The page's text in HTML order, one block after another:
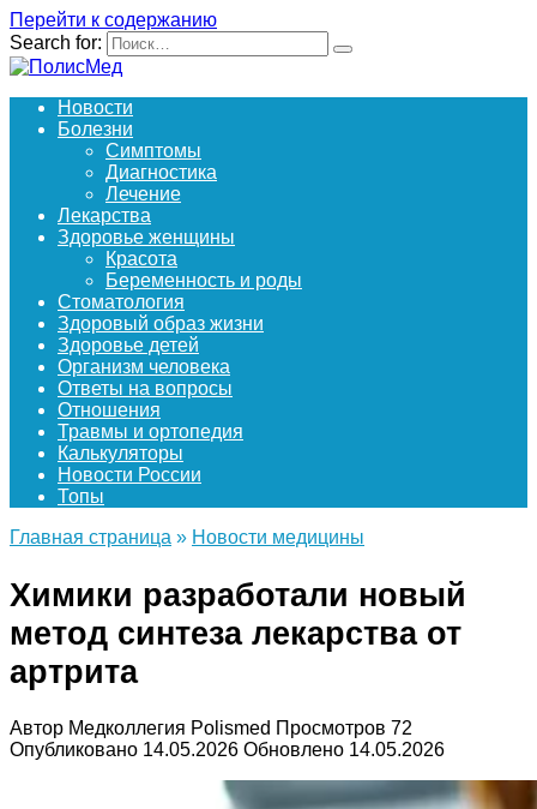
Перейти к содержанию
Search for:
Новости
Болезни
Симптомы
Диагностика
Лечение
Лекарства
Здоровье женщины
Красота
Беременность и роды
Стоматология
Здоровый образ жизни
Здоровье детей
Организм человека
Ответы на вопросы
Отношения
Травмы и ортопедия
Калькуляторы
Новости России
Топы
Главная страница » Новости медицины
Химики разработали новый
метод синтеза лекарства от
артрита
Автор Медколлегия Polismed Просмотров 72
Опубликовано 14.05.2026 Обновлено 14.05.2026